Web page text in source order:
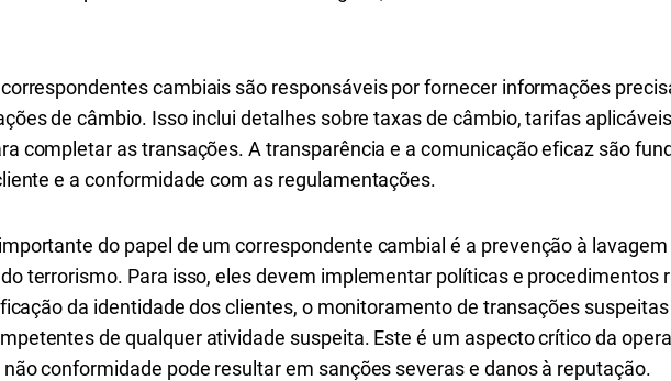
cambiais são responsáveis por fornecer informações
de câmbio. Isso inclui detalhes sobre taxas de câmbio, tarifas
completar as transações. A transparência e a comunicação eficaz são
e a conformidade com as regulamentações.
do papel de um correspondente cambial é a prevenção à
terrorismo. Para isso, eles devem implementar políticas e procedimentos
da identidade dos clientes, o monitoramento de transações
de qualquer atividade suspeita. Este é um aspecto crítico da
conformidade pode resultar em sanções severas e danos à reputação.